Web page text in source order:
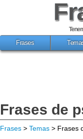
Frases
Frases de
Frases > Temas > Frases